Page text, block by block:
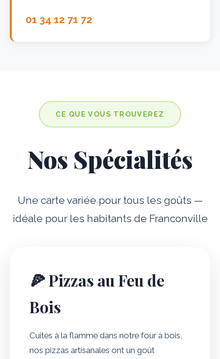
01 34 12 71 72
CE QUE VOUS TROUVEREZ
Nos Spécialités
Une carte variée pour tous les goûts —
idéale pour les habitants de Franconville
🍕 Pizzas au Feu de
Bois
Cuites à la flamme dans notre four à bois,
nos pizzas artisanales ont un goût